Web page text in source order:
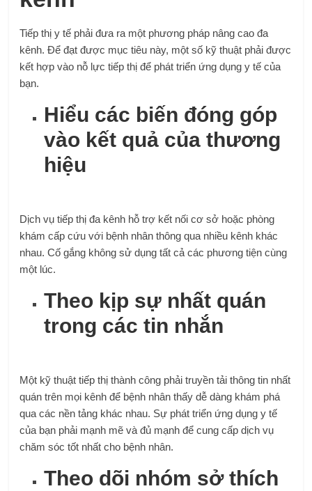
Tiếp thị y tế phải đưa ra một phương pháp nâng cao đa
kênh. Để đạt được mục tiêu này, một số kỹ thuật phải được
kết hợp vào nỗ lực tiếp thị để phát triển ứng dụng y tế của
bạn.
Hiểu các biến đóng góp
vào kết quả của thương
hiệu
Dịch vụ tiếp thị đa kênh hỗ trợ kết nối cơ sở hoặc phòng
khám cấp cứu với bệnh nhân thông qua nhiều kênh khác
nhau. Cố gắng không sử dụng tất cả các phương tiện cùng
một lúc.
Theo kịp sự nhất quán
trong các tin nhắn
Một kỹ thuật tiếp thị thành công phải truyền tải thông tin nhất
quán trên mọi kênh để bệnh nhân thấy dễ dàng khám phá
qua các nền tảng khác nhau. Sự phát triển ứng dụng y tế
của bạn phải mạnh mẽ và đủ mạnh để cung cấp dịch vụ
chăm sóc tốt nhất cho bệnh nhân.
Theo dõi nhóm sở thích